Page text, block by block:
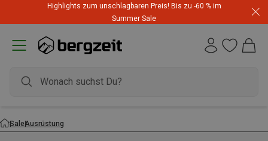
Highlights zum unschlagbaren Preis! Bis zu -60 % im
Summer Sale
SaleAusrüstung